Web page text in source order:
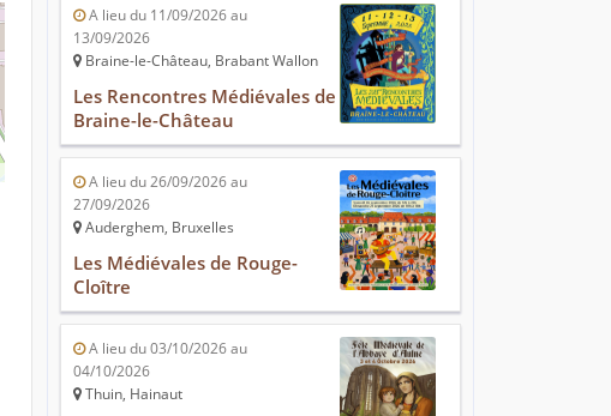
A lieu du 11/09/2026 au
13/09/2026
Braine-le-Château, Brabant Wallon
Les Rencontres Médiévales de
Braine-le-Château
A lieu du 26/09/2026 au
27/09/2026
Auderghem, Bruxelles
Les Médiévales de Rouge-
Cloître
A lieu du 03/10/2026 au
04/10/2026
Thuin, Hainaut